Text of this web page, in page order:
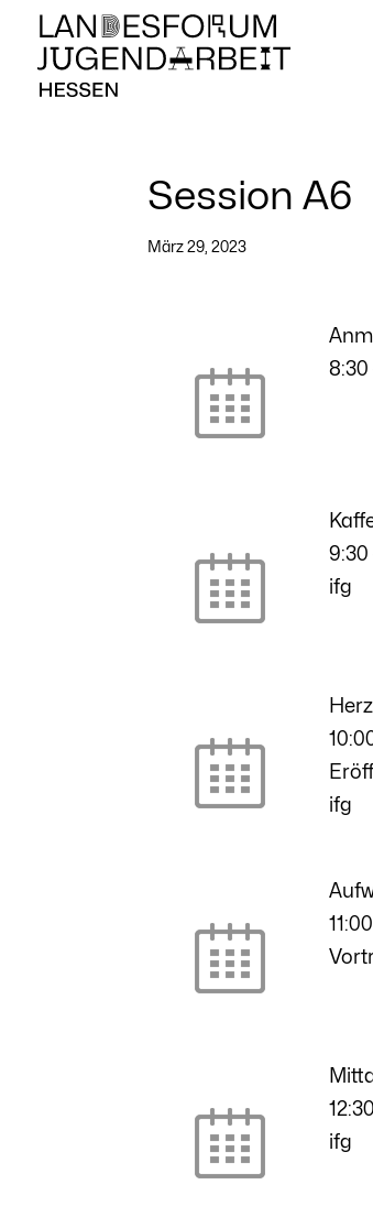
Session A6
März 29, 2023
8:30
9:30
ifg
ifg
11:00
12:30
ifg